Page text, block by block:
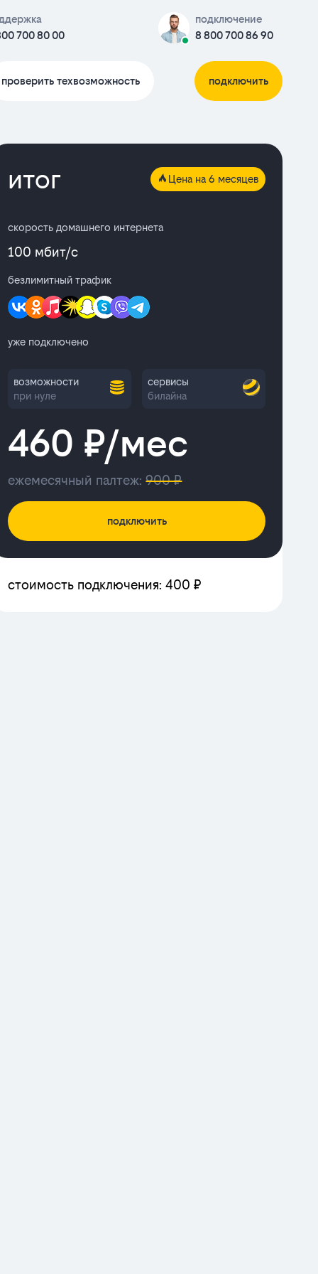
700 80 00
подключение
8 800 700 86 90
проверить техвозможность подключить
итог Цена на 6 месяцев
скорость домашнего интернета
100 мбит/с
безлимитный трафик
уже подключено
возможности
при нуле
сервисы
билайна
460 ₽/мес
ежемесячный палтеж:900 ₽
подключить
стоимость подключения: 400 ₽